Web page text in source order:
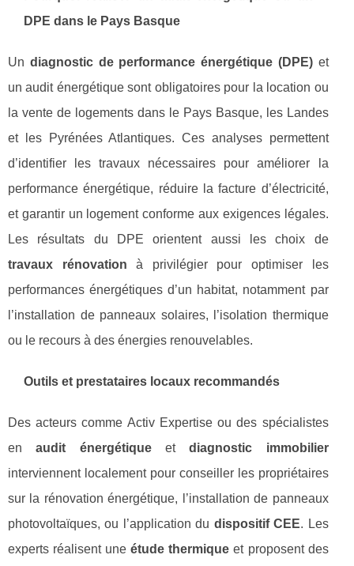
DPE dans le Pays Basque
Un diagnostic de performance énergétique (DPE)et
un audit énergétique sont obligatoires pour la location ou
la vente de logements dans le Pays Basque, les Landes
et les Pyrénées Atlantiques. Ces analyses permettent
d’identifier les travaux nécessaires pour améliorer la
performance énergétique, réduire la facture d’électricité,
et garantir un logement conforme aux exigences légales.
Les résultats du DPE orientent aussi les choix de
travaux rénovation à privilégier pour optimiser les
performances énergétiques d’un habitat, notamment par
l’installation de panneaux solaires, l’isolation thermique
ou le recours à des énergies renouvelables.
Outils et prestataires locaux recommandés
Des acteurs comme Activ Expertise ou des spécialistes
enaudit énergétiqueetdiagnostic immobilier
interviennent localement pour conseiller les propriétaires
sur la rénovation énergétique, l’installation de panneaux
photovoltaïques, ou l’application du dispositif CEE. Les
experts réalisent uneétude thermique et proposent des